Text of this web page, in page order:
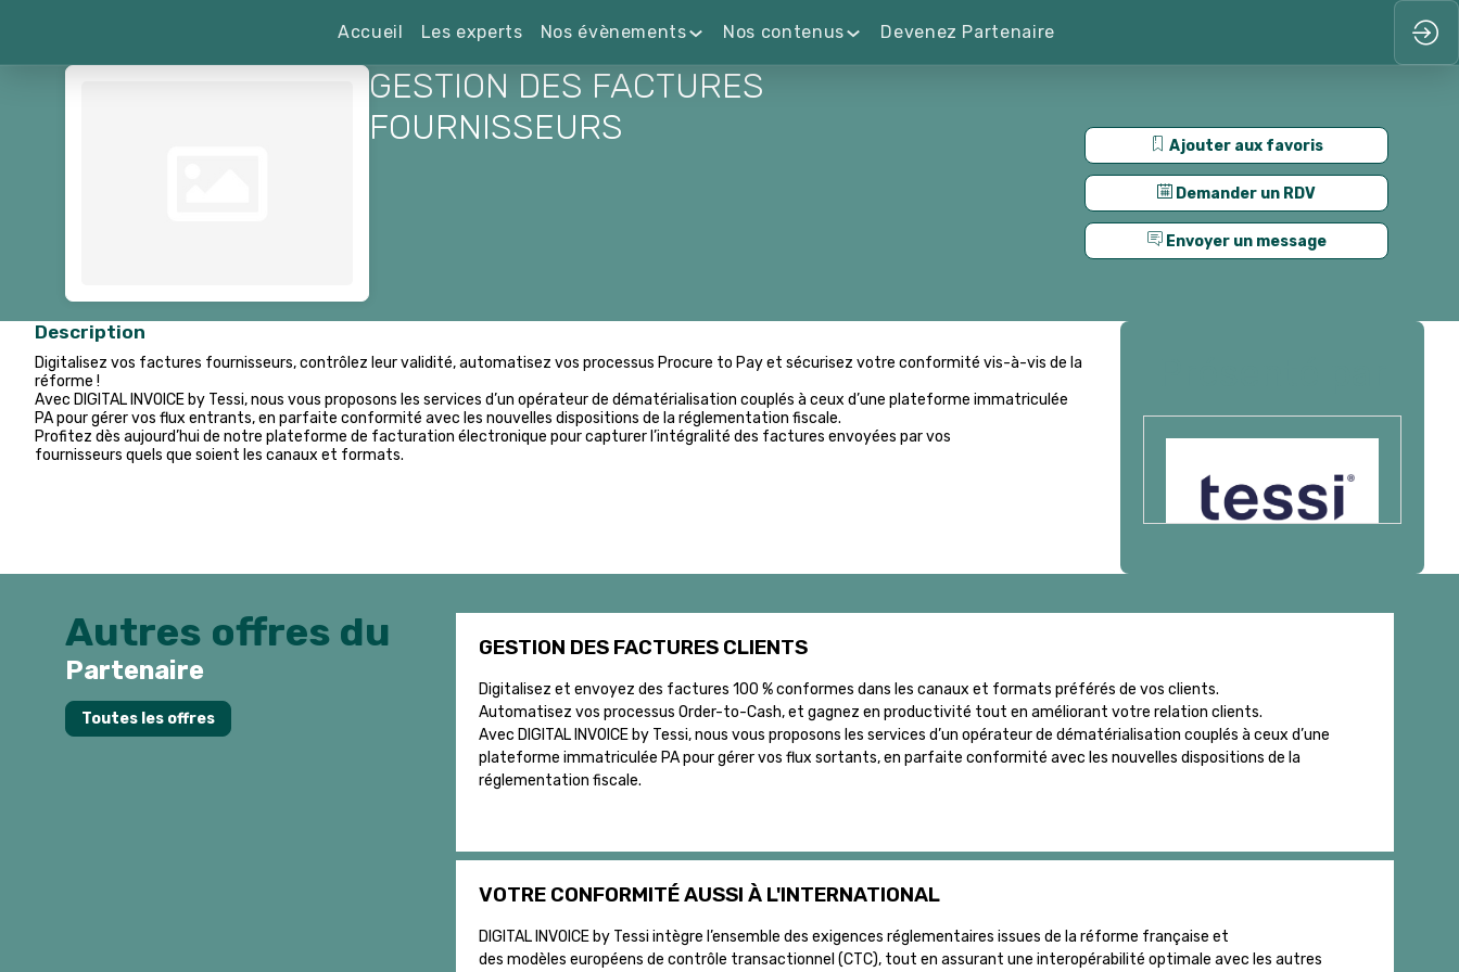
Accueil Les experts Nos évènements Nos contenus Devenez Partenaire
Ajouter aux favoris
Demander un RDV
Envoyer un message
GESTION DES FACTURES
FOURNISSEURS
Description
Digitalisez vos factures fournisseurs, contrôlez leur validité, automatisez vos processus Procure to Pay et sécurisez votre conformité vis-à-vis de la
réforme !
Avec DIGITAL INVOICE by Tessi, nous vous proposons les services d’un opérateur de dématérialisation couplés à ceux d’une plateforme immatriculée
PA pour gérer vos flux entrants, en parfaite conformité avec les nouvelles dispositions de la réglementation fiscale.
Profitez dès aujourd’hui de notre plateforme de facturation électronique pour capturer l’intégralité des factures envoyées par vos
fournisseurs quels que soient les canaux et formats.
Autres offres du
Partenaire
Toutes les offres
GESTION DES FACTURES CLIENTS
Digitalisez et envoyez des factures 100 % conformes dans les canaux et formats préférés de vos clients.
Automatisez vos processus Order-to-Cash, et gagnez en productivité tout en améliorant votre relation clients.
Avec DIGITAL INVOICE by Tessi, nous vous proposons les services d’un opérateur de dématérialisation couplés à ceux d’une
plateforme immatriculée PA pour gérer vos flux sortants, en parfaite conformité avec les nouvelles dispositions de la
réglementation fiscale.
VOTRE CONFORMITÉ AUSSI À L'INTERNATIONAL
DIGITAL INVOICE by Tessi intègre l’ensemble des exigences réglementaires issues de la réforme française et
des modèles européens de contrôle transactionnel (CTC), tout en assurant une interopérabilité optimale avec les autres